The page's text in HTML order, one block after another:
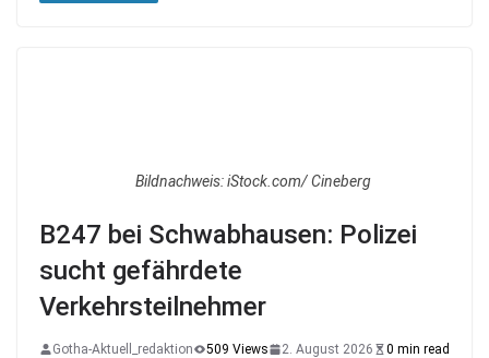
Bildnachweis: iStock.com/ Cineberg
B247 bei Schwabhausen: Polizei
sucht gefährdete
Verkehrsteilnehmer
Gotha-Aktuell_redaktion 509 Views 2. August 2026 0 min read